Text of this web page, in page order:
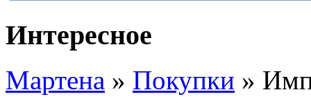
Интересное
Мартена » Покупки »